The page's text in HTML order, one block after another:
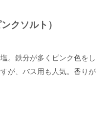
クソルト）
。鉄分が多くピンク色をし
が、バス用も人気。香りが